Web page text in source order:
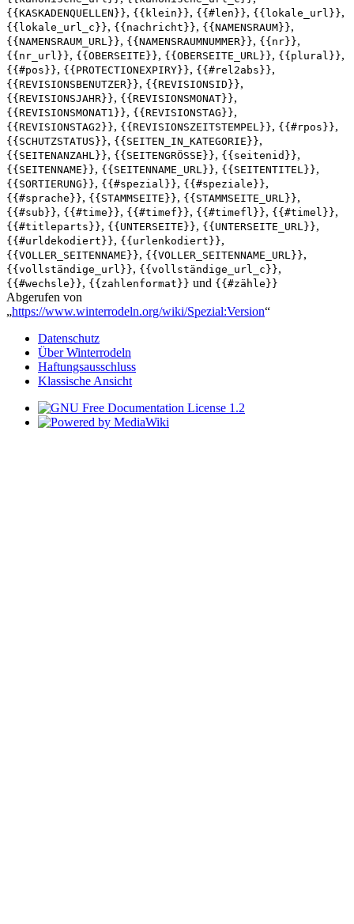
{{KASKADENQUELLEN}}, {{klein}}, {{#len}}, {{lokale_url}},
{{lokale_url_c}}, {{nachricht}}, {{NAMENSRAUM}},
{{NAMENSRAUM_URL}}, {{NAMENSRAUMNUMMER}}, {{nr}},
{{nr_url}}, {{OBERSEITE}}, {{OBERSEITE_URL}}, {{plural}},
{{#pos}}, {{PROTECTIONEXPIRY}}, {{#rel2abs}},
{{REVISIONSBENUTZER}}, {{REVISIONSID}},
{{REVISIONSJAHR}}, {{REVISIONSMONAT}},
{{REVISIONSMONAT1}}, {{REVISIONSTAG}},
{{REVISIONSTAG2}}, {{REVISIONSZEITSTEMPEL}}, {{#rpos}},
{{SCHUTZSTATUS}}, {{SEITEN_IN_KATEGORIE}},
{{SEITENANZAHL}}, {{SEITENGRÖSSE}}, {{seitenid}},
{{SEITENNAME}}, {{SEITENNAME_URL}}, {{SEITENTITEL}},
{{SORTIERUNG}}, {{#spezial}}, {{#speziale}},
{{#sprache}}, {{STAMMSEITE}}, {{STAMMSEITE_URL}},
{{#sub}}, {{#time}}, {{#timef}}, {{#timefl}}, {{#timel}},
{{#titleparts}}, {{UNTERSEITE}}, {{UNTERSEITE_URL}},
{{#urldekodiert}}, {{urlenkodiert}},
{{VOLLER_SEITENNAME}}, {{VOLLER_SEITENNAME_URL}},
{{vollständige_url}}, {{vollständige_url_c}},
{{#wechsle}}, {{zahlenformat}} und {{#zähle}}
Abgerufen von
„https://www.winterrodeln.org/wiki/Spezial:Version“
Datenschutz
Über Winterrodeln
Haftungsausschluss
Klassische Ansicht